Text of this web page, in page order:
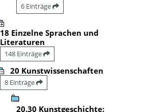
6 Einträge
18 Einzelne Sprachen und
Literaturen
148 Einträge
20 Kunstwissenschaften
8 Einträge
20.30 Kunstgeschichte: